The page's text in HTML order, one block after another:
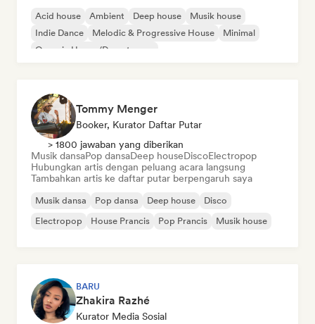
Acid house Ambient Deep house
Musik house
Indie Dance
Melodic & Progressive House
Minimal
Organic House/Downtempo
Tommy Menger
Booker, Kurator Daftar Putar
> 1800 jawaban yang diberikan
Musik dansaPop dansaDeep houseDiscoElectropop
Hubungkan artis dengan peluang acara langsung
Tambahkan artis ke daftar putar berpengaruh saya
Musik dansa Pop dansa Deep house
Disco
Electropop
House Prancis Pop Prancis Musik house
BARU
Zhakira Razhé
Kurator Media Sosial